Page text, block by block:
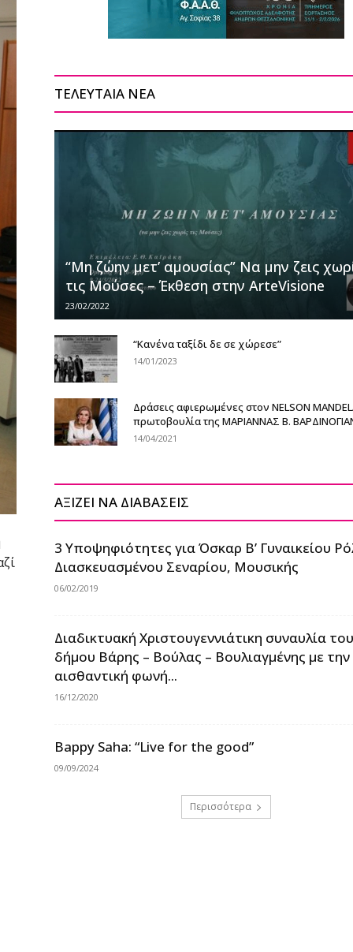
ΤΕΛΕΥΤΑΙΑ ΝΕΑ
“Μη ζώην μετ’ αμουσίας” Να μην ζεις
τις Μούσες – Έκθεση στην ArteVisione
23/02/2022
“Κανένα ταξίδι δε σε χώρεσε”
14/01/2023
Δράσεις αφιερωμένες στον NELSON
πρωτοβουλία της ΜΑΡΙΑΝΝΑΣ Β.
14/04/2021
ΑΞΙΖΕΙ ΝΑ ΔΙΑΒΑΣΕΙΣ
3 Υποψηφιότητες για Όσκαρ B’ Γυναικείου
Διασκευασμένου Σεναρίου, Μουσικής
06/02/2019
Διαδικτυακή Χριστουγεννιάτικη συναυλία
δήμου Βάρης – Βούλας – Βουλιαγμένης με την
αισθαντική φωνή...
16/12/2020
Bappy Saha: “Live for the good”
09/09/2024
Περισσότερα